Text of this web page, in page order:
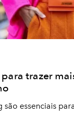
trazer
são essenciais